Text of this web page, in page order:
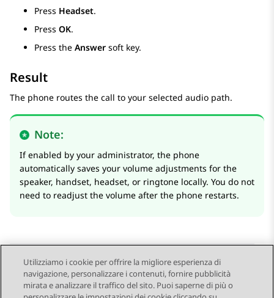
Press Headset.
Press OK.
Press the Answer soft key.
Result
The phone routes the call to your selected audio path.
Note:
If enabled by your administrator, the phone
automatically saves your volume adjustments for the
speaker, handset, headset, or ringtone locally. You do not
need to readjust the volume after the phone restarts.
Send Feedback
Utilizziamo i cookie per offrire la migliore esperienza di
navigazione, personalizzare i contenuti, fornire pubblicità
mirata e analizzare il traffico del sito. Puoi saperne di più o